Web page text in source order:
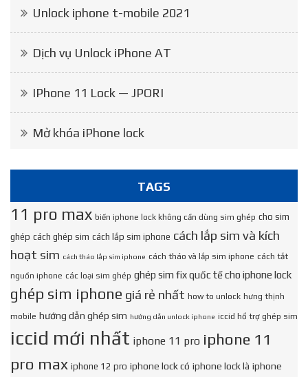
Unlock iphone t-mobile 2021
Dịch vụ Unlock iPhone AT
IPhone 11 Lock — JPORI
Mở khóa iPhone lock
TAGS
11 pro max biến iphone lock không cần dùng sim ghép cho sim
ghép cách ghép sim cách lắp sim iphone cách lắp sim và kích
hoạt sim cách tháo lắp sim iphone cách tháo và lắp sim iphone cách tắt
nguồn iphone các loại sim ghép ghép sim fix quốc tế cho iphone lock
ghép sim iphone giá rẻ nhất how to unlock hưng thịnh
mobile hướng dẫn ghép sim hướng dẫn unlock iphone iccid hổ trợ ghép sim
iccid mới nhất iphone 11 pro iphone 11
pro max iphone 12 pro iphone lock có iphone lock là iphone